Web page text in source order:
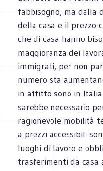
fabbisogno, ma dalla
della casa e il prezzo
che di casa hanno
maggioranza dei
immigrati, per non
numero sta
in affitto sono in
sarebbe necessario
ragionevole mobilità
a prezzi accessibili
luoghi di lavoro e
trasferimenti da casa